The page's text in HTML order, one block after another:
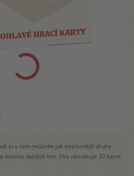
si s nimi můžete jak nejrůznější druhy
mnoho dalších her. Hra obsahuje 32 karet